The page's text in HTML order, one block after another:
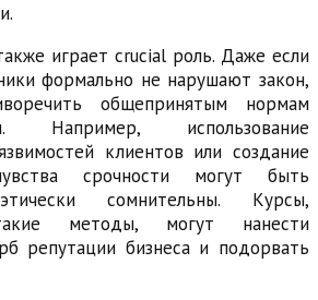
играет crucial роль. Даже если
формально не нарушают закон,
общепринятым нормам
Например, использование
клиентов или создание
срочности могут быть
сомнительны. Курсы,
методы, могут нанести
репутации бизнеса и подорвать